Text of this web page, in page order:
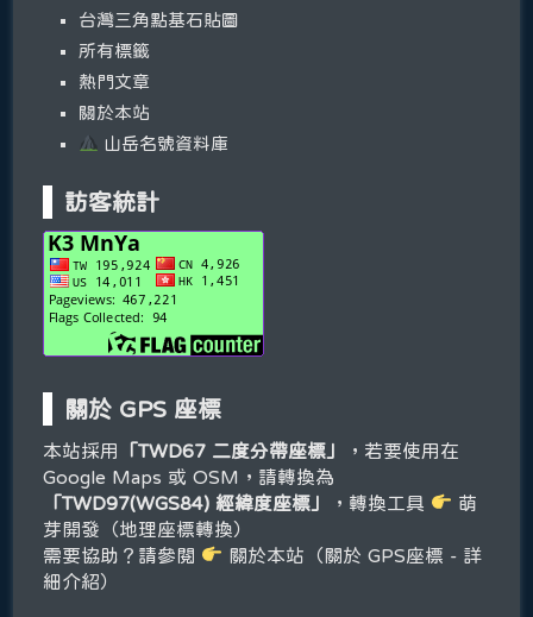
台灣三角點基石貼圖
所有標籤
熱門文章
關於本站
山岳名號資料庫
訪客統計
關於 GPS 座標
本站採用 「TWD67 二度分帶座標」
，若要使用在
Google Maps 或 OSM，請轉換為
「TWD97(WGS84) 經緯度座標」
，轉換工具
萌
芽開發（地理座標轉換）
需要協助？請參閱
關於本站（關於 GPS座標 - 詳
細介紹）